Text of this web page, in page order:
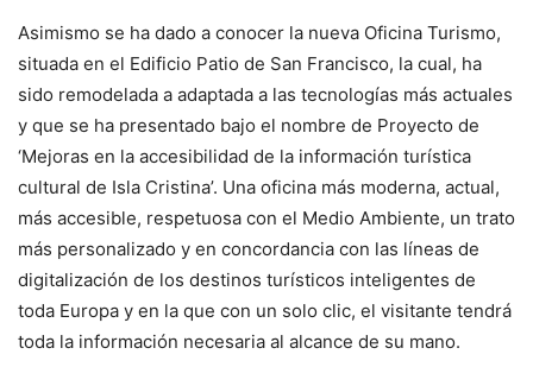
Asimismo se ha dado a conocer la nueva Oficina Turismo,
situada en el Edificio Patio de San Francisco, la cual, ha
sido remodelada a adaptada a las tecnologías más actuales
y que se ha presentado bajo el nombre de Proyecto de
‘Mejoras en la accesibilidad de la información turística
cultural de Isla Cristina’. Una oficina más moderna, actual,
más accesible, respetuosa con el Medio Ambiente, un trato
más personalizado y en concordancia con las líneas de
digitalización de los destinos turísticos inteligentes de
toda Europa y en la que con un solo clic, el visitante tendrá
toda la información necesaria al alcance de su mano.